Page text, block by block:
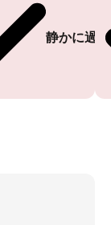
静かに過